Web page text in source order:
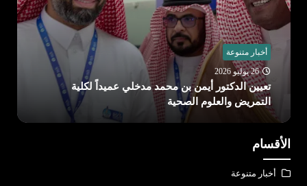
أخبار متنوعة
26 يوليو 2026
الدكتورة نجلاء التويجري رئيسة لجامعة الأميرة نورة
الأقسام
أخبار متنوعة